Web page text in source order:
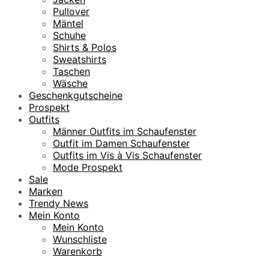
Pullover
Mäntel
Schuhe
Shirts & Polos
Sweatshirts
Taschen
Wäsche
Geschenkgutscheine
Prospekt
Outfits
Männer Outfits im Schaufenster
Outfit im Damen Schaufenster
Outfits im Vis à Vis Schaufenster
Mode Prospekt
Sale
Marken
Trendy News
Mein Konto
Mein Konto
Wunschliste
Warenkorb